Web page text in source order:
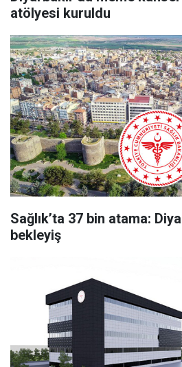
atölyesi kuruldu
Sağlık’ta 37 bin atama:
bekleyiş